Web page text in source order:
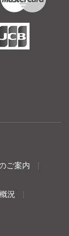
ご案内
況